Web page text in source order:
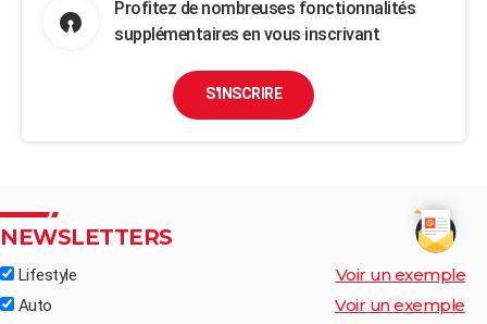
Profitez de nombreuses fonctionnalités
supplémentaires en vous inscrivant
S'INSCRIRE
NEWSLETTERS
Lifestyle Voir un exemple
Auto Voir un exemple